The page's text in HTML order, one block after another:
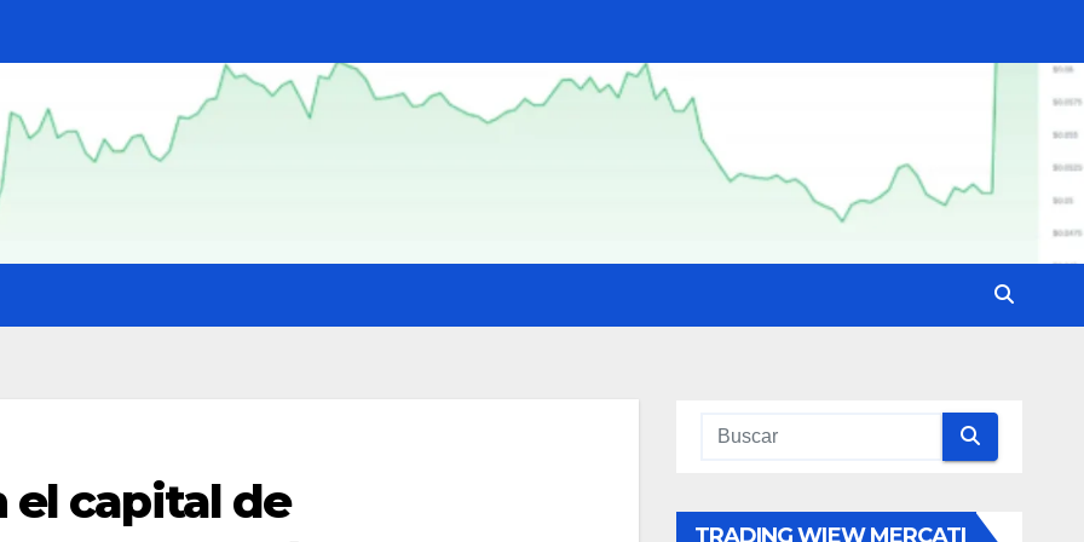
el capital de
TRADING WIEW MERCATI